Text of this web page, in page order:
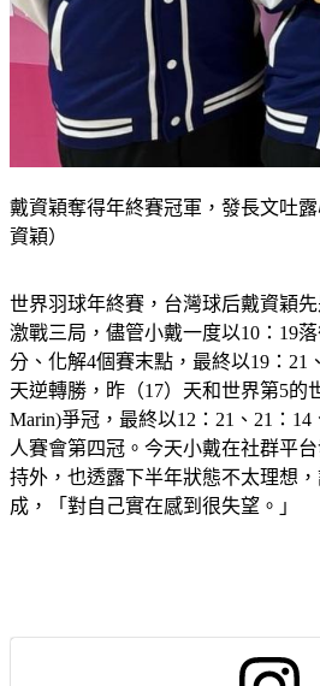
資穎）
激戰三局，儘管小戴一度以10：19
分、化解4個賽末點，最終以19：21
天逆轉勝，昨（17）天和世界第5的
Marin)爭冠，最終以12：21、21：14
人賽會第四冠。今天小戴在社群平
持外，也透露下半年狀態不太理想
成，「對自己實在感到很失望。」